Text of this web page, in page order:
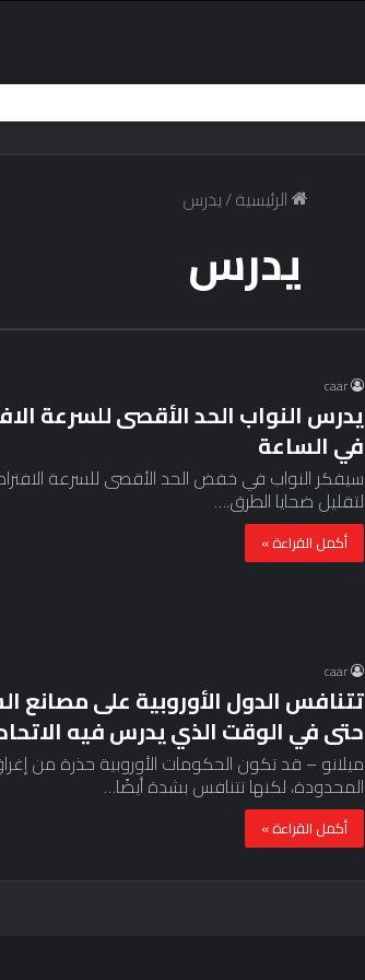
الرئيسية/يدرس
يدرس
caar
في الساعة
لتقليل ضحايا الطرق.…
أكمل القراءة »
caar
تتنافس الدول الأوروبية على مصانع
حتى في الوقت الذي يدرس فيه
ميلانو – قد تكون الحكومات الأوروبية حذرة من إغراق
المحدودة، لكنها تتنافس بشدة أيضًا…
أكمل القراءة »